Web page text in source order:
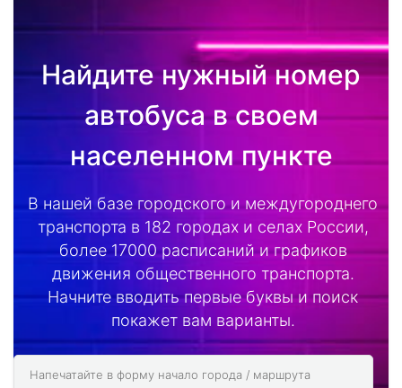
Найдите нужный номер
автобуса в своем
населенном пункте
В нашей базе городского и междугороднего
транспорта в 182 городах и селах России,
более 17000 расписаний и графиков
движения общественного транспорта.
Начните вводить первые буквы и поиск
покажет вам варианты.